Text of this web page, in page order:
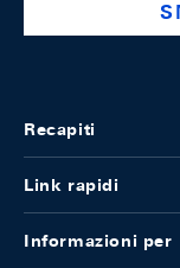
Recapiti
Link rapidi
Informazioni per